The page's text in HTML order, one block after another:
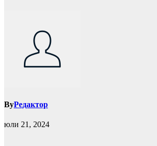
ByРедактор
юли 21, 2024